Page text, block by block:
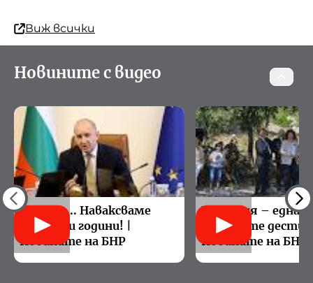
Виж всички
Новините с видео
€1 млрд... Наваксваме
проспани години! |
Новините на БНР
България – една
сигурните
Новините на БНР